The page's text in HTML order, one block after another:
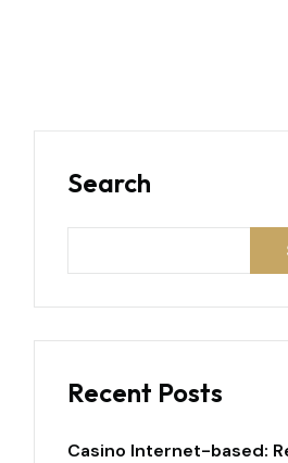
Search
Recent Posts
Casino Internet-based: